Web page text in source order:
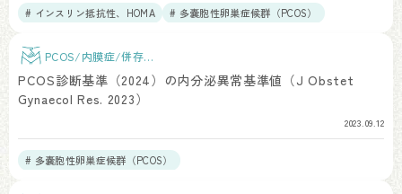
# インスリン抵抗性、HOMA
# 多嚢胞性卵巣症候群（PCOS）
PCOS/内膜症/併存疾
PCOS診断基準（2024）の内分泌異常基準値（J Obstet
Gynaecol Res. 2023）
2023.09.12
# 多嚢胞性卵巣症候群（PCOS）